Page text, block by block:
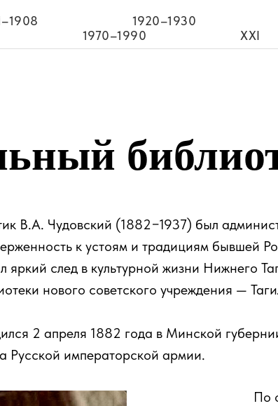
1920–1930
1970–1990
XXI
В.А. Чудовский (1882−1937) был
к устоям и традициям бывшей
яркий след в культурной жизни Нижнего
нового советского учреждения —
2 апреля 1882 года в Минской
Русской императорской армии.
По